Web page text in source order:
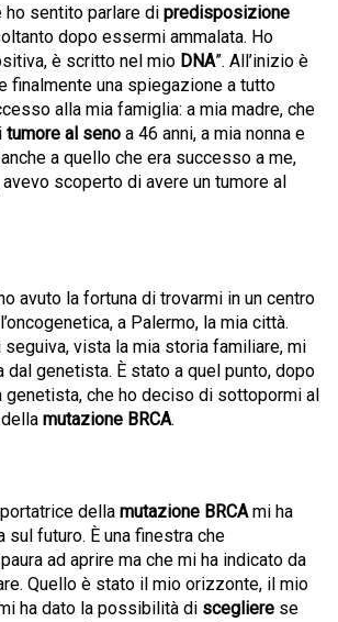
ho sentito parlare di predisposizione
dopo essermi ammalata. Ho
è scritto nel mio DNA”. All’inizio è
finalmente una spiegazione a tutto
alla mia famiglia: a mia madre, che
tumore al seno a 46 anni, a mia nonna e
a quello che era successo a me,
scoperto di avere un tumore al
avuto la fortuna di trovarmi in un centro
a Palermo, la mia città.
seguiva, vista la mia storia familiare, mi
dal genetista. È stato a quel punto, dopo
genetista, che ho deciso di sottopormi al
mutazione BRCA.
della mutazione BRCA mi ha
sul futuro. È una finestra che
ad aprire ma che mi ha indicato da
Quello è stato il mio orizzonte, il mio
ha dato la possibilità di scegliere se